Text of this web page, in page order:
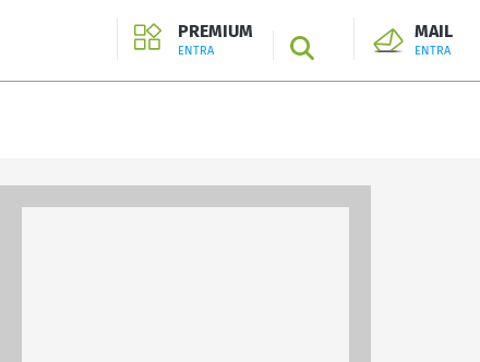
PREMIUM
ENTRA SEARCH
MAIL
ENTRA